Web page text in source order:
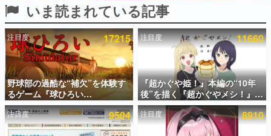
ピックアップ
電ファミのいま読まれている記事ランキング
アプリセール情報
インタビュー
連載・特集一覧
いま読まれている記事
注目度 17215
野球部の過酷な“補欠”を体験す
るゲーム『球ひろい
Simulator』が「1件」のウィッ
シュリストをもとにチェコ語に
対応しSNSで話題に。『キング
注目度 11660
『超かぐや姫！』本編の“10年
後”を描く『超かぐやメシ！』
Web連載決定。新たなWebマン
ガレーベル「ビビビコミック」
にて特別話が掲載スタート、あ
注目度 9504 注目度 8910